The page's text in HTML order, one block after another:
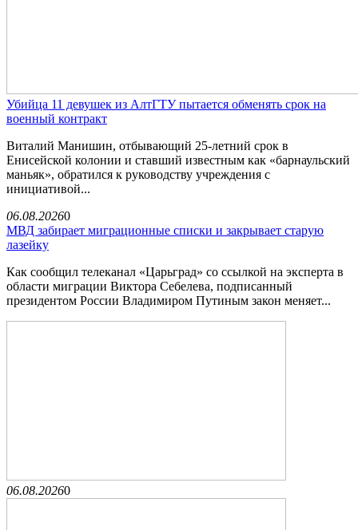
Убийца 11 девушек из АлтГТУ пытается обменять срок на
военный контракт
Виталий Манишин, отбывающий 25-летний срок в
Енисейской колонии и ставший известным как «барнаульский
маньяк», обратился к руководству учреждения с
инициативой...
06.08.20260
МВД забирает миграционные списки и закрывает старую
лазейку
Как сообщил телеканал «Царьград» со ссылкой на эксперта в
области миграции Виктора Себелева, подписанный
президентом России Владимиром Путиным закон меняет...
06.08.20260